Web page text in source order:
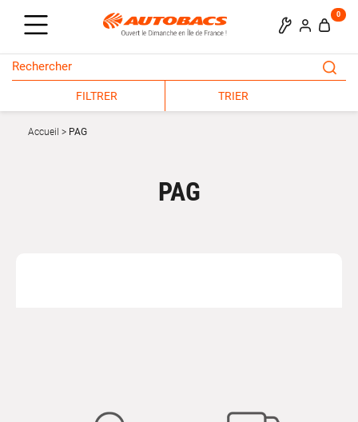
0
FILTRER TRIER
Accueil PAG
PAG